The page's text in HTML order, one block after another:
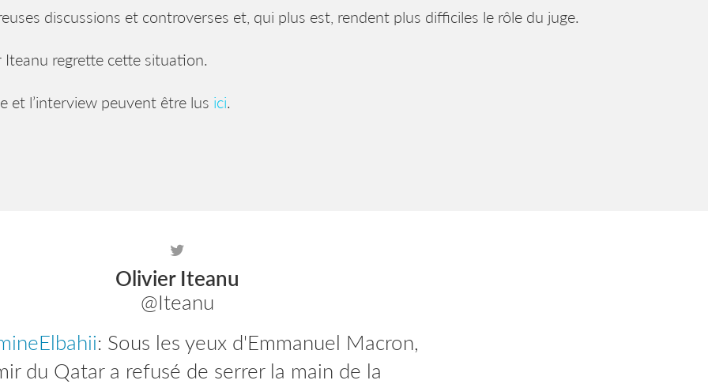
discussions et controverses et, qui plus est, rendent plus difficiles le rôle du juge.
Iteanu regrette cette situation.
et l’interview peuvent être lus ici.
Olivier Iteanu
@Iteanu
: Sous les yeux d'Emmanuel Macron,
du Qatar a refusé de serrer la main de la
: Plus que quelques heures pour vous
aux journées d'actualité de l'EFB Pendant 2